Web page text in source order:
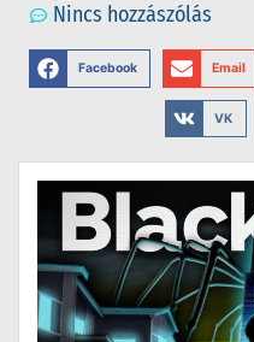
Nincs hozzászólás
Facebook Email
VK